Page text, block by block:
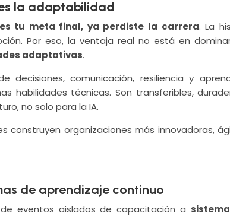
la adaptabilidad
tu meta final, ya perdiste la carrera. La
Por eso, la ventaja real no está en
adaptativas.
comunicación, resiliencia y
habilidades técnicas. Son transferibles,
no solo para la IA.
construyen organizaciones más innovadoras,
de aprendizaje continuo
eventos aislados de capacitación a